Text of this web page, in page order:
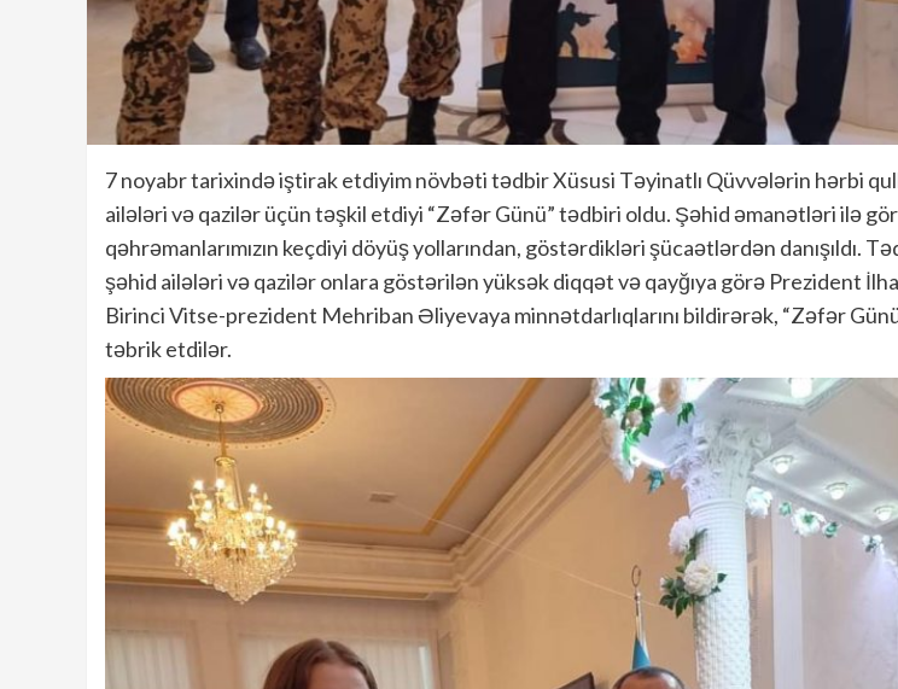
7 noyabr tarixində iştirak etdiyim növbəti tədbir Xüsusi Təyinatlı Qüvvələrin hərbi
ailələri və qazilər üçün təşkil etdiyi “Zəfər Günü” tədbiri oldu. Şəhid əmanətləri ilə
qəhrəmanlarımızın keçdiyi döyüş yollarından, göstərdikləri şücaətlərdən danışıldı.
şəhid ailələri və qazilər onlara göstərilən yüksək diqqət və qayğıya görə Prezident
Birinci Vitse-prezident Mehriban Əliyevaya minnətdarlıqlarını bildirərək, “Zəfər
təbrik etdilər.